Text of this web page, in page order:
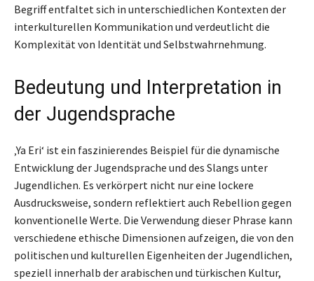
Begriff entfaltet sich in unterschiedlichen Kontexten der
interkulturellen Kommunikation und verdeutlicht die
Komplexität von Identität und Selbstwahrnehmung.
Bedeutung und Interpretation in
der Jugendsprache
‚Ya Eri‘ ist ein faszinierendes Beispiel für die dynamische
Entwicklung der Jugendsprache und des Slangs unter
Jugendlichen. Es verkörpert nicht nur eine lockere
Ausdrucksweise, sondern reflektiert auch Rebellion gegen
konventionelle Werte. Die Verwendung dieser Phrase kann
verschiedene ethische Dimensionen aufzeigen, die von den
politischen und kulturellen Eigenheiten der Jugendlichen,
speziell innerhalb der arabischen und türkischen Kultur,